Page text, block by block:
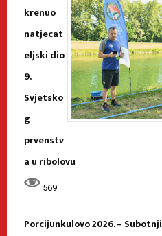
krenuo
natjecat
eljski dio
9.
Svjetsko
g
prvenstv
a u ribolovu
569
Porcijunkulovo 2026. – Subotnji